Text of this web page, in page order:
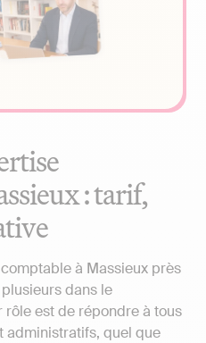
: tarif,
à Massieux près
dans le
est de répondre à tous
administratifs, quel que